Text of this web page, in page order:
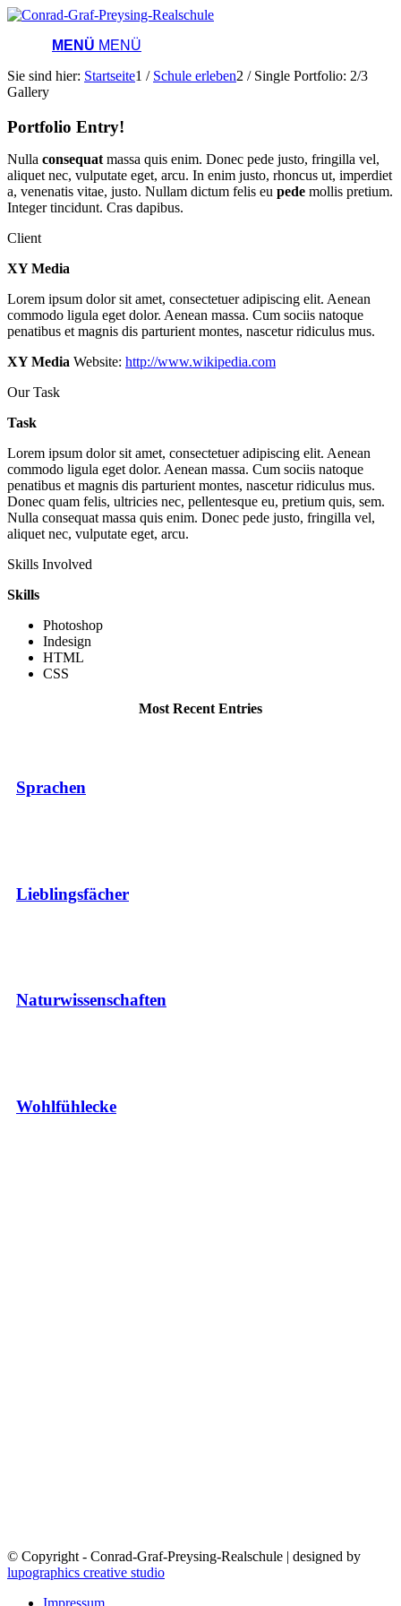
MENÜ MENÜ
Sie sind hier: Startseite1 / Schule erleben2 / Single Portfolio: 2/3
Gallery
Portfolio Entry!
Nulla consequat massa quis enim. Donec pede justo, fringilla vel,
aliquet nec, vulputate eget, arcu. In enim justo, rhoncus ut, imperdiet
a, venenatis vitae, justo. Nullam dictum felis eu pede mollis pretium.
Integer tincidunt. Cras dapibus.
Client
XY Media
Lorem ipsum dolor sit amet, consectetuer adipiscing elit. Aenean
commodo ligula eget dolor. Aenean massa. Cum sociis natoque
penatibus et magnis dis parturient montes, nascetur ridiculus mus.
XY Media Website: http://www.wikipedia.com
Our Task
Task
Lorem ipsum dolor sit amet, consectetuer adipiscing elit. Aenean
commodo ligula eget dolor. Aenean massa. Cum sociis natoque
penatibus et magnis dis parturient montes, nascetur ridiculus mus.
Donec quam felis, ultricies nec, pellentesque eu, pretium quis, sem.
Nulla consequat massa quis enim. Donec pede justo, fringilla vel,
aliquet nec, vulputate eget, arcu.
Skills Involved
Skills
Photoshop
Indesign
HTML
CSS
Most Recent Entries
Sprachen
Lieblingsfächer
Natur­wissen­schaften
Wohlfühlecke
© Copyright - Conrad-Graf-Preysing-Realschule | designed by
lupographics creative studio